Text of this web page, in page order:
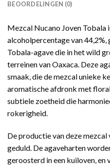
BEOORDELINGEN (0)
Mezcal Nucano Joven Tobala
alcoholpercentage van
Tobala-agave die in het wild
terreinen van Oaxaca. Deze
smaak, die de mezcal unieke
aromatische afdronk met
subtiele zoetheid die
rokerigheid.
De productie van deze
geduld. De agaveharten
geroosterd in een kuiloven, en